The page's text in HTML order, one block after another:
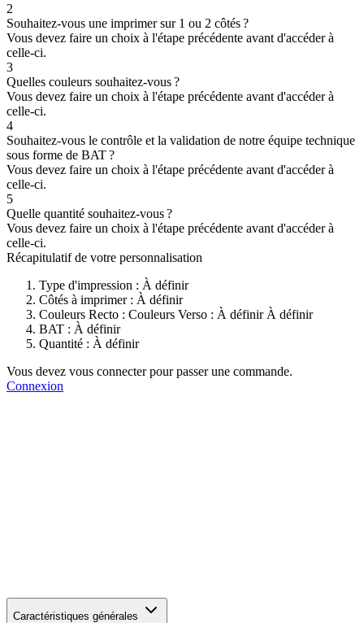
2
Souhaitez-vous une imprimer sur 1 ou 2 côtés ?
Vous devez faire un choix à l'étape précédente avant d'accéder à
celle-ci.
3
Quelles couleurs souhaitez-vous ?
Vous devez faire un choix à l'étape précédente avant d'accéder à
celle-ci.
4
Souhaitez-vous le contrôle et la validation de notre équipe technique
sous forme de BAT ?
Vous devez faire un choix à l'étape précédente avant d'accéder à
celle-ci.
5
Quelle quantité souhaitez-vous ?
Vous devez faire un choix à l'étape précédente avant d'accéder à
celle-ci.
Récapitulatif de votre personnalisation
Type d'impression : À définir
Côtés à imprimer : À définir
Couleurs Recto : Couleurs Verso : À définir À définir
BAT : À définir
Quantité : À définir
Vous devez vous connecter pour passer une commande.
Connexion
Caractéristiques générales